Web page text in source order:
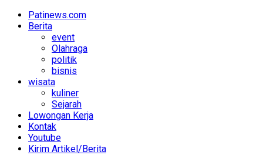
Patinews.com
Berita
event
Olahraga
politik
bisnis
wisata
kuliner
Sejarah
Lowongan Kerja
Kontak
Youtube
Kirim Artikel/Berita